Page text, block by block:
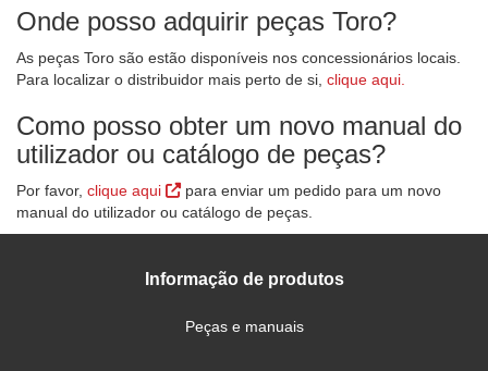
Onde posso adquirir peças Toro?
As peças Toro são estão disponíveis nos concessionários locais.
Para localizar o distribuidor mais perto de si, clique aqui.
Como posso obter um novo manual do
utilizador ou catálogo de peças?
Por favor, clique aqui
para enviar um pedido para um novo
manual do utilizador ou catálogo de peças.
Informação de produtos
Peças e manuais